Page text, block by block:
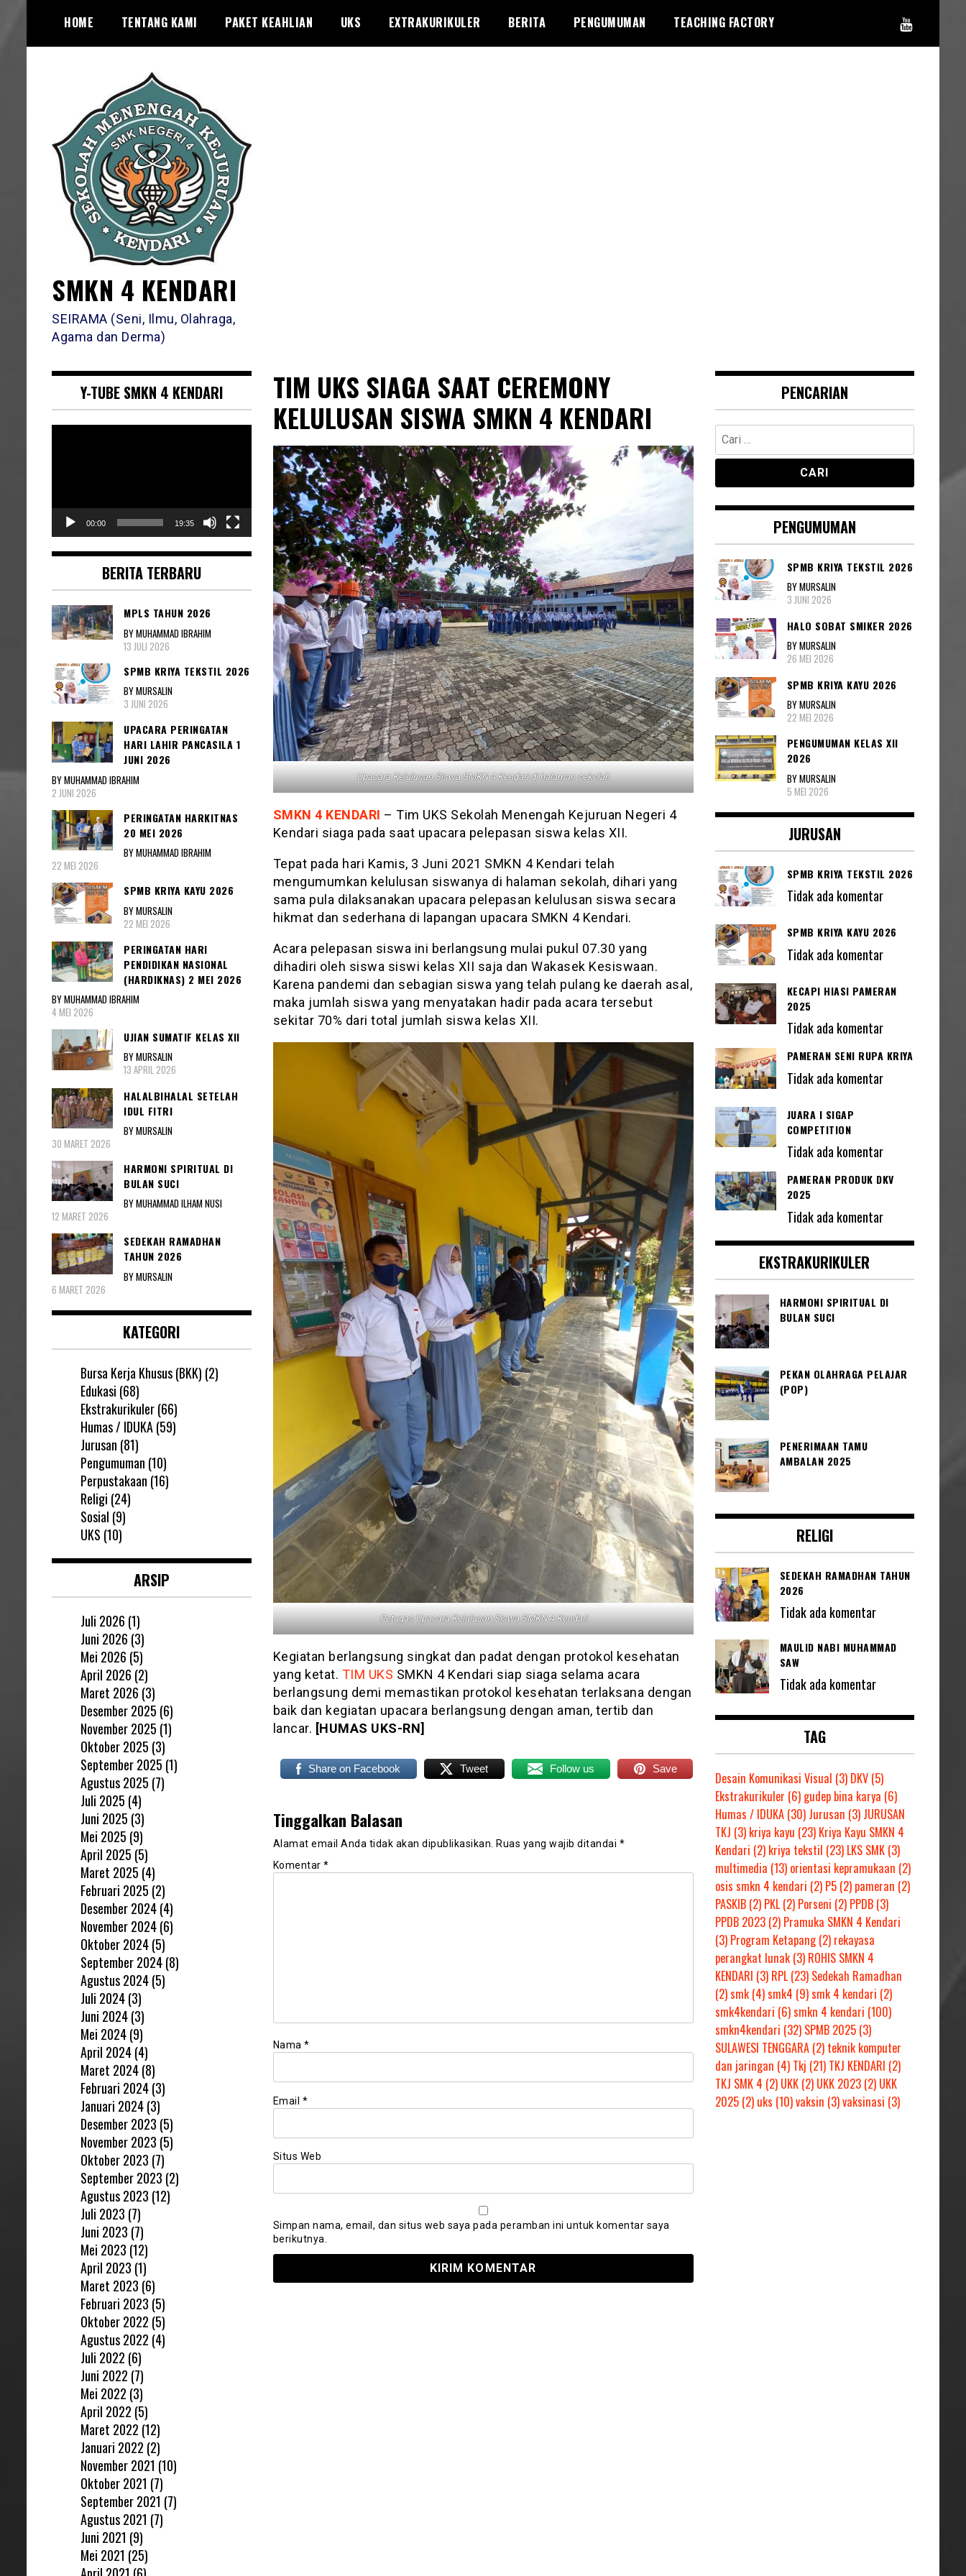
content
HOME TENTANG KAMI PAKET KEAHLIAN UKS EXTRAKURIKULER BERITA PENGUMUMAN TEACHING FACTORY
SMKN 4 KENDARI
SEIRAMA (Seni, Ilmu, Olahraga,
Agama dan Derma)
TIM UKS SIAGA SAAT CEREMONY
KELULUSAN SISWA SMKN 4 KENDARI
Upacara Kelulusan Siswa SMKN 4 Kendari di halaman sekolah
SMKN 4 KENDARI – Tim UKS Sekolah Menengah Kejuruan Negeri 4
Kendari siaga pada saat upacara pelepasan siswa kelas XII.
Tepat pada hari Kamis, 3 Juni 2021 SMKN 4 Kendari telah
mengumumkan kelulusan siswanya di halaman sekolah, dihari yang
sama pula dilaksanakan upacara pelepasan kelulusan siswa secara
hikmat dan sederhana di lapangan upacara SMKN 4 Kendari.
Acara pelepasan siswa ini berlangsung mulai pukul 07.30 yang
dihadiri oleh siswa siswi kelas XII saja dan Wakasek Kesiswaan.
Karena pandemi dan sebagian siswa yang telah pulang ke daerah asal,
maka jumlah siswa yang menyatakan hadir pada acara tersebut
sekitar 70% dari total jumlah siswa kelas XII.
Petugas Upacara Kelulusan Siswa SMKN 4 Kendari
Kegiatan berlangsung singkat dan padat dengan protokol kesehatan
yang ketat. TIM UKS SMKN 4 Kendari siap siaga selama acara
berlangsung demi memastikan protokol kesehatan terlaksana dengan
baik dan kegiatan upacara berlangsung dengan aman, tertib dan
lancar. [HUMAS UKS-RN]
Share on Facebook Tweet Follow us Save
Tinggalkan Balasan
Alamat email Anda tidak akan dipublikasikan. Ruas yang wajib ditandai *
Komentar *
Nama *
Email *
Situs Web
Simpan nama, email, dan situs web saya pada peramban ini untuk komentar saya
berikutnya.
Y-TUBE SMKN 4 KENDARI
00:00 19:35
BERITA TERBARU
MPLS TAHUN 2026
BY MUHAMMAD IBRAHIM
13 JULI 2026
SPMB KRIYA TEKSTIL 2026
BY MURSALIN
3 JUNI 2026
UPACARA PERINGATAN
HARI LAHIR PANCASILA 1
JUNI 2026
BY MUHAMMAD IBRAHIM
2 JUNI 2026
PERINGATAN HARKITNAS
20 MEI 2026
BY MUHAMMAD IBRAHIM
22 MEI 2026
SPMB KRIYA KAYU 2026
BY MURSALIN
22 MEI 2026
PERINGATAN HARI
PENDIDIKAN NASIONAL
(HARDIKNAS) 2 MEI 2026
BY MUHAMMAD IBRAHIM
4 MEI 2026
UJIAN SUMATIF KELAS XII
BY MURSALIN
13 APRIL 2026
HALALBIHALAL SETELAH
IDUL FITRI
BY MURSALIN
30 MARET 2026
HARMONI SPIRITUAL DI
BULAN SUCI
BY MUHAMMAD ILHAM NUSI
12 MARET 2026
SEDEKAH RAMADHAN
TAHUN 2026
BY MURSALIN
6 MARET 2026
KATEGORI
Bursa Kerja Khusus (BKK) (2)
Edukasi (68)
Ekstrakurikuler(66)
Humas / IDUKA(59)
Jurusan (81)
Pengumuman (10)
Perpustakaan (16)
Religi (24)
Sosial (9)
UKS (10)
ARSIP
Juli 2026 (1)
Juni 2026 (3)
Mei 2026 (5)
April 2026 (2)
Maret 2026 (3)
Desember 2025 (6)
November 2025 (1)
Oktober 2025 (3)
September 2025 (1)
Agustus 2025 (7)
Juli 2025 (4)
Juni 2025 (3)
Mei 2025 (9)
April 2025 (5)
Maret 2025 (4)
Februari 2025 (2)
Desember 2024(4)
November 2024(6)
Oktober 2024(5)
September 2024(8)
Agustus 2024(5)
Juli 2024(3)
Juni 2024(3)
Mei 2024(9)
April 2024(4)
Maret 2024(8)
Februari 2024(3)
Januari 2024(3)
Desember 2023 (5)
November 2023 (5)
Oktober 2023 (7)
September 2023 (2)
Agustus 2023 (12)
Juli 2023 (7)
Juni 2023 (7)
Mei 2023 (12)
April 2023 (1)
Maret 2023 (6)
Februari 2023 (5)
Oktober 2022 (5)
Agustus 2022 (4)
Juli 2022 (6)
Juni 2022 (7)
Mei 2022 (3)
April 2022 (5)
Maret 2022 (12)
Januari 2022 (2)
November 2021 (10)
Oktober 2021 (7)
September 2021 (7)
Agustus 2021 (7)
Juni 2021 (9)
Mei 2021 (25)
PENCARIAN
Cari
untuk:
PENGUMUMAN
SPMB KRIYA TEKSTIL 2026
BY MURSALIN
3 JUNI 2026
HALO SOBAT SMIKER 2026
BY MURSALIN
26 MEI 2026
SPMB KRIYA KAYU 2026
BY MURSALIN
22 MEI 2026
PENGUMUMAN KELAS XII
2026
BY MURSALIN
5 MEI 2026
JURUSAN
SPMB KRIYA TEKSTIL 2026
Tidak ada komentar
SPMB KRIYA KAYU 2026
Tidak ada komentar
KECAPI HIASI PAMERAN
2025
Tidak ada komentar
PAMERAN SENI RUPA KRIYA
Tidak ada komentar
JUARA I SIGAP
COMPETITION
Tidak ada komentar
PAMERAN PRODUK DKV
2025
Tidak ada komentar
EKSTRAKURIKULER
HARMONI SPIRITUAL DI
BULAN SUCI
PEKAN OLAHRAGA PELAJAR
(POP)
PENERIMAAN TAMU
AMBALAN 2025
RELIGI
SEDEKAH RAMADHAN TAHUN
2026
Tidak ada komentar
MAULID NABI MUHAMMAD
SAW
Tidak ada komentar
TAG
Desain Komunikasi Visual (3) DKV(5)
Ekstrakurikuler (6) gudep bina karya (6)
Humas / IDUKA(30) Jurusan (3) JURUSAN
TKJ (3) kriya kayu (23) Kriya Kayu SMKN 4
Kendari (2) kriya tekstil (23) LKS SMK(3)
multimedia (13) orientasi kepramukaan (2)
osis smkn 4 kendari (2) P5(2) pameran (2)
PASKIB(2) PKL(2) Porseni (2) PPDB(3)
PPDB 2023(2) Pramuka SMKN 4 Kendari
(3) Program Ketapang(2) rekayasa
perangkat lunak(3) ROHIS SMKN 4
KENDARI (3) RPL(23) Sedekah Ramadhan
(2)smk(4)smk4 (9)smk 4 kendari (2)
smk4kendari (6)smkn 4 kendari (100)
smkn4kendari (32) SPMB 2025(3)
SULAWESI TENGGARA(2) teknik komputer
dan jaringan (4) Tkj (21) TKJ KENDARI (2)
TKJ SMK 4 (2) UKK(2) UKK 2023(2) UKK
2025(2) uks (10)vaksin (3)vaksinasi (3)